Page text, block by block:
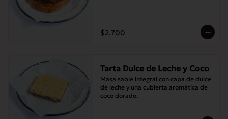
$2.700
Tarta Dulce de Leche y Coco
Masa sable integral con capa de dulce
de leche y una cubierta aromática de
coco dorado.